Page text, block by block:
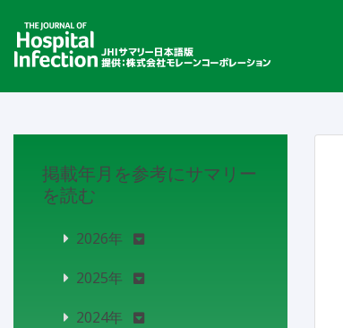
掲載年月を参考にサマリー
を読む
2026年
2025年
2024年